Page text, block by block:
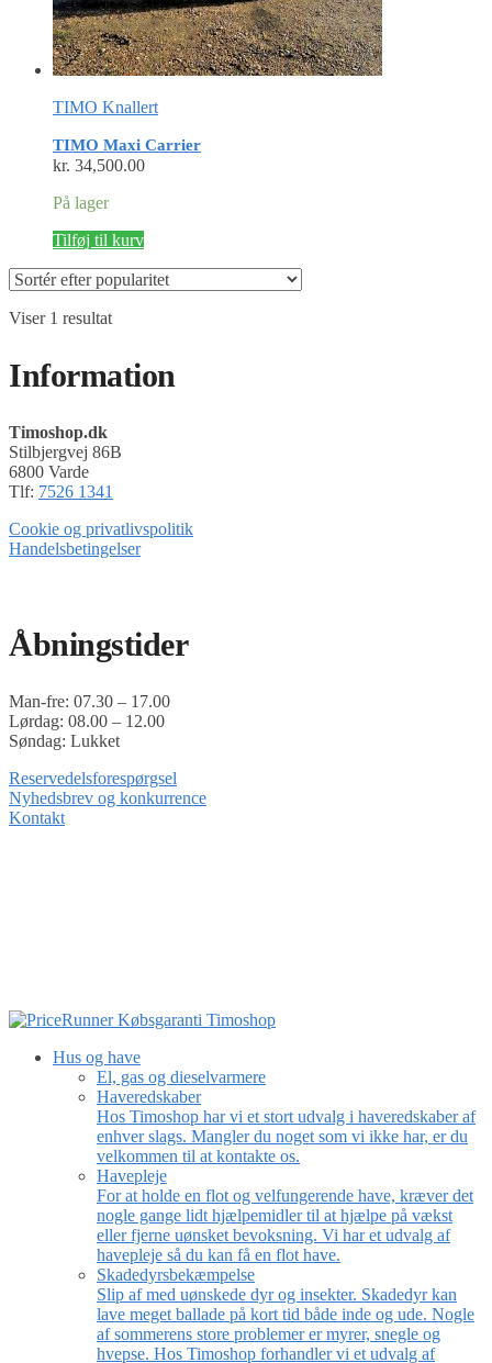
TIMO Knallert
TIMO Maxi Carrier
kr. 34,500.00
På lager
Tilføj til kurv
Viser 1 resultat
Information
Timoshop.dk
Stilbjergvej 86B
6800 Varde
Tlf: 7526 1341
Cookie og privatlivspolitik
Handelsbetingelser
Åbningstider
Man-fre: 07.30 – 17.00
Lørdag: 08.00 – 12.00
Søndag: Lukket
Reservedelsforespørgsel
Nyhedsbrev og konkurrence
Kontakt
Hus og have
El, gas og dieselvarmere
Haveredskaber
Hos Timoshop har vi et stort udvalg i haveredskaber af
enhver slags. Mangler du noget som vi ikke har, er du
velkommen til at kontakte os.
Havepleje
For at holde en flot og velfungerende have, kræver det
nogle gange lidt hjælpemidler til at hjælpe på vækst
eller fjerne uønsket bevoksning. Vi har et udvalg af
havepleje så du kan få en flot have.
Skadedyrsbekæmpelse
Slip af med uønskede dyr og insekter. Skadedyr kan
lave meget ballade på kort tid både inde og ude. Nogle
af sommerens store problemer er myrer, snegle og
hvepse. Hos Timoshop forhandler vi et udvalg af